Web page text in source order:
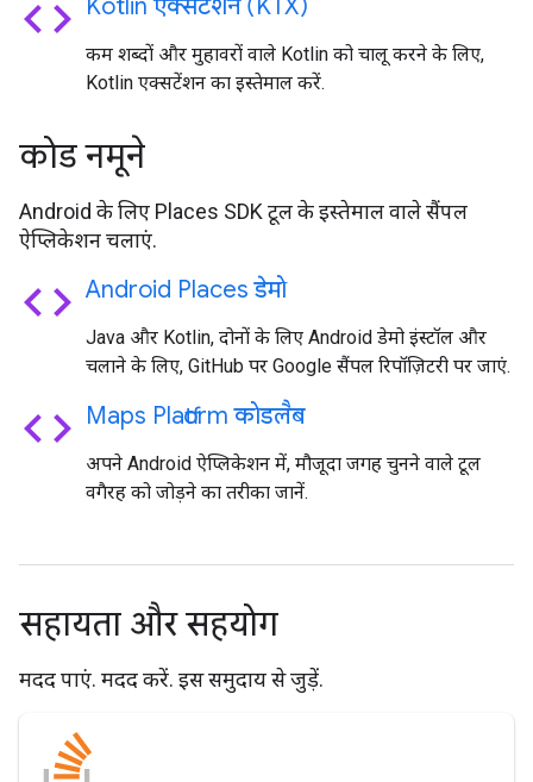
code Kotlin एक्सटेंशन (KTX)
कम शब्दों और मुहावरों वाले Kotlin को चालू करने के लिए,
Kotlin एक्सटेंशन का इस्तेमाल करें.
कोड नमूने
Android के लिए Places SDK टूल के इस्तेमाल वाले सैंपल
ऐप्लिकेशन चलाएं.
code Android Places डेमो
Java और Kotlin, दोनों के लिए Android डेमो इंस्टॉल और
चलाने के लिए, GitHub पर Google सैंपल रिपॉज़िटरी पर जाएं.
code Maps Platform कोडलैब
अपने Android ऐप्लिकेशन में, मौजूदा जगह चुनने वाले टूल
वगैरह को जोड़ने का तरीका जानें.
सहायता और सहयोग
मदद पाएं. मदद करें. इस समुदाय से जुड़ें.